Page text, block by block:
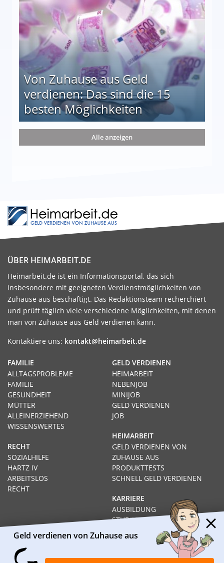
Von Zuhause aus Geld
verdienen: Das sind die 15
besten Möglichkeiten
die 15 besten Möglichkeiten
Alle anzeigen
ÜBER HEIMARBEIT.DE
Heimarbeit.de ist ein Informationsportal, das sich
insbesondere mit geeigneten Verdienstmöglichkeiten von
Zuhause aus beschäftigt. Das Redaktionsteam recherchiert
und prüft täglich viele verschiedene Möglichkeiten, mit denen
man von Zuhause aus Geld verdienen kann.
Kontaktiere uns: kontakt@heimarbeit.de
GELD VERDIENEN
HEIMARBEIT
NEBENJOB
MINIJOB
GELD VERDIENEN
JOB
HEIMARBEIT
GELD VERDIENEN VON
ZUHAUSE AUS
PRODUKTTESTS
SCHNELL GELD VERDIENEN
KARRIERE
AUSBILDUNG
STUDIUM
GEHÄLTER
FAMILIE
ALLTAGSPROBLEME
FAMILIE
GESUNDHEIT
MÜTTER
ALLEINERZIEHEND
WISSENSWERTES
RECHT
SOZIALHILFE
HARTZ IV
ARBEITSLOS
RECHT
Geld verdienen von Zuhause aus